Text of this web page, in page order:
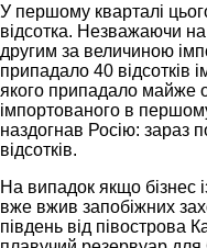
У першому кварталі
відсотка. Незважаючи
другим за величиною
припадало 40 відсотків
якого припадало майже
імпортованого в
наздогнав Росію: зараз
відсотків.
На випадок якщо бізнес
вже вжив запобіжних
південь від півострова